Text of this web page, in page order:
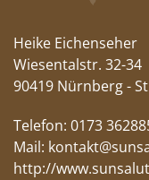
Heike Eichenseher
Wiesentalstr. 32-34
90419 Nürnberg -
Telefon: 0173
Mail:
http://